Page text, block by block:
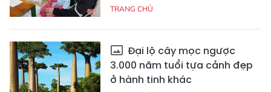
TRANG CHỦ
Đại lộ cây mọc ngược
3.000 năm tuổi tựa cảnh đẹp
ở hành tinh khác